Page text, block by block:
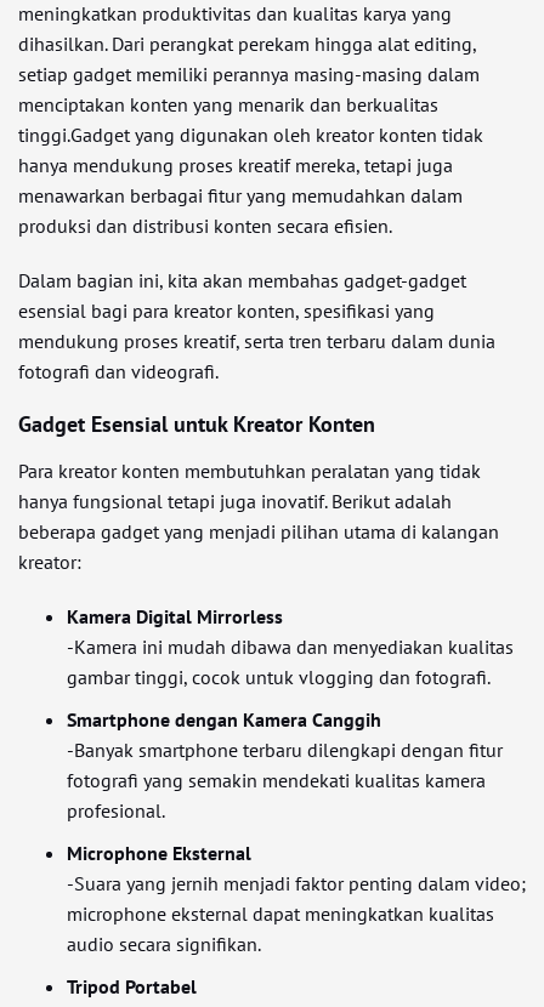
meningkatkan produktivitas dan kualitas karya yang
dihasilkan. Dari perangkat perekam hingga alat editing,
setiap gadget memiliki perannya masing-masing dalam
menciptakan konten yang menarik dan berkualitas
tinggi.Gadget yang digunakan oleh kreator konten tidak
hanya mendukung proses kreatif mereka, tetapi juga
menawarkan berbagai fitur yang memudahkan dalam
produksi dan distribusi konten secara efisien.
Dalam bagian ini, kita akan membahas gadget-gadget
esensial bagi para kreator konten, spesifikasi yang
mendukung proses kreatif, serta tren terbaru dalam dunia
fotografi dan videografi.
Gadget Esensial untuk Kreator Konten
Para kreator konten membutuhkan peralatan yang tidak
hanya fungsional tetapi juga inovatif. Berikut adalah
beberapa gadget yang menjadi pilihan utama di kalangan
kreator:
Kamera Digital Mirrorless
-Kamera ini mudah dibawa dan menyediakan kualitas
gambar tinggi, cocok untuk vlogging dan fotografi.
Smartphone dengan Kamera Canggih
-Banyak smartphone terbaru dilengkapi dengan fitur
fotografi yang semakin mendekati kualitas kamera
profesional.
Microphone Eksternal
-Suara yang jernih menjadi faktor penting dalam video;
microphone eksternal dapat meningkatkan kualitas
audio secara signifikan.
Tripod Portabel